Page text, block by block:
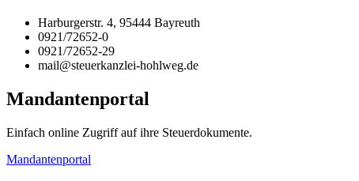
Harburgerstr. 4, 95444 Bayreuth
0921/72652-0
0921/72652-29
mail@steuerkanzlei-hohlweg.de
Mandantenportal
Einfach online Zugriff auf ihre Steuerdokumente.
Mandantenportal